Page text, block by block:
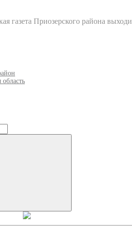
газета Приозерского района
область